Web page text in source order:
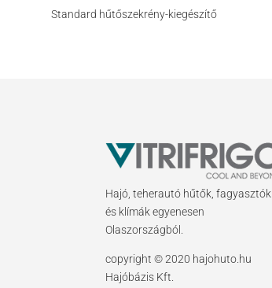
Standard hűtőszekrény-kiegészítő
Hajó, teherautó hűtők, fagyasztók
és klímák egyenesen
Olaszországból.
copyright © 2020 hajohuto.hu
Hajóbázis Kft.